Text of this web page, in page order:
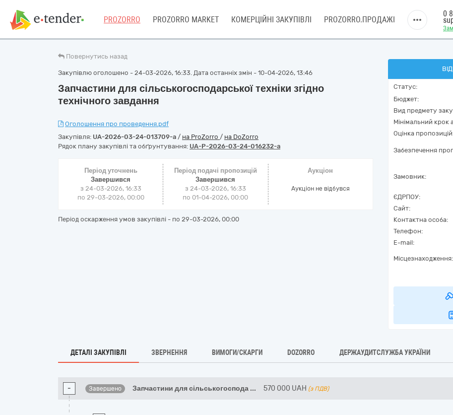
PROZORRO PROZORRO MARKET КОМЕРЦІЙНІ ЗАКУПІВЛІ PROZORRO.ПРОДАЖІ
0
Повернутись назад
Закупівлю оголошено - 24-03-2026, 16:33. Дата останніх змін - 10-04-2026, 13:46
Запчастини для сільськогосподарської техніки згідно
технічного завдання
Оголошення про проведення.pdf
Закупівля: UA-2026-03-24-013709-a / на ProZorro / на DoZorro
Рядок плану закупівлі та обґрунтування: UA-P-2026-03-24-016232-a
Період уточнень
Завершився
з 24-03-2026, 16:33
по 29-03-2026, 00:00
Період подачі пропозицій
Завершився
з 24-03-2026, 16:33
по 01-04-2026, 00:00
Аукціон
Аукціон не відбувся
Період оскарження умов закупівлі - по 29-03-2026, 00:00
Статус:
Бюджет:
Вид предмету
Мінімальний крок
Оцінка
Забезпечення
Замовник:
ЄДРПОУ:
Сайт:
Контактна особа:
Телефон:
E-mail:
Місцезнаходження:
ДЕТАЛІ ЗАКУПІВЛІ ЗВЕРНЕННЯ ВИМОГИ/СКАРГИ DOZORRO ДЕРЖАУДИТСЛУЖБА УКРАЇНИ
- Завершено Запчастини для сільськогоспода ... 570 000 UAH (з ПДВ)